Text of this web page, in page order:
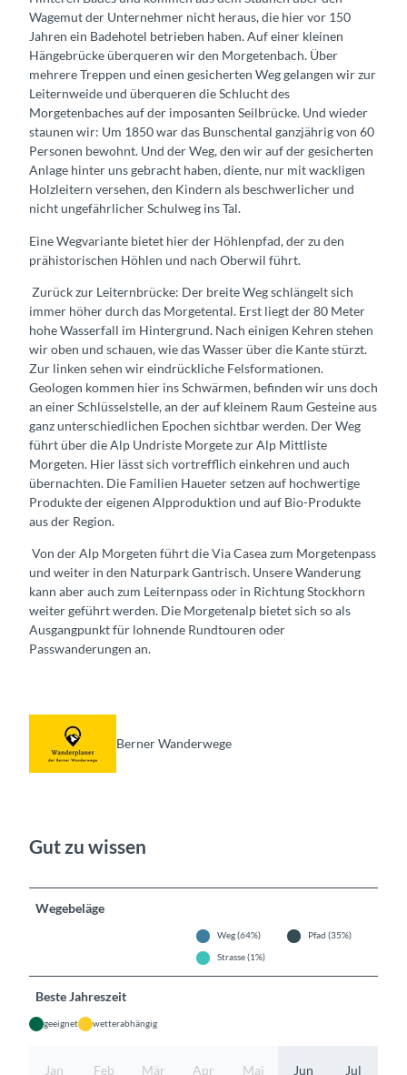
Wagemut der Unternehmer nicht heraus, die hier vor 150
Jahren ein Badehotel betrieben haben. Auf einer kleinen
Hängebrücke überqueren wir den Morgetenbach. Über
mehrere Treppen und einen gesicherten Weg gelangen wir zur
Leiternweide und überqueren die Schlucht des
Morgetenbaches auf der imposanten Seilbrücke. Und wieder
staunen wir: Um 1850 war das Bunschental ganzjährig von 60
Personen bewohnt. Und der Weg, den wir auf der gesicherten
Anlage hinter uns gebracht haben, diente, nur mit wackligen
Holzleitern versehen, den Kindern als beschwerlicher und
nicht ungefährlicher Schulweg ins Tal.
Eine Wegvariante bietet hier der Höhlenpfad, der zu den
prähistorischen Höhlen und nach Oberwil führt.
Zurück zur Leiternbrücke: Der breite Weg schlängelt sich
immer höher durch das Morgetental. Erst liegt der 80 Meter
hohe Wasserfall im Hintergrund. Nach einigen Kehren stehen
wir oben und schauen, wie das Wasser über die Kante stürzt.
Zur linken sehen wir eindrückliche Felsformationen.
Geologen kommen hier ins Schwärmen, befinden wir uns doch
an einer Schlüsselstelle, an der auf kleinem Raum Gesteine aus
ganz unterschiedlichen Epochen sichtbar werden. Der Weg
führt über die Alp Undriste Morgete zur Alp Mittliste
Morgeten. Hier lässt sich vortrefflich einkehren und auch
übernachten. Die Familien Haueter setzen auf hochwertige
Produkte der eigenen Alpproduktion und auf Bio-Produkte
aus der Region.
Von der Alp Morgeten führt die Via Casea zum Morgetenpass
und weiter in den Naturpark Gantrisch. Unsere Wanderung
kann aber auch zum Leiternpass oder in Richtung Stockhorn
weiter geführt werden. Die Morgetenalp bietet sich so als
Ausgangpunkt für lohnende Rundtouren oder
Passwanderungen an.
Berner Wanderwege
Gut zu wissen
Wegebeläge
Weg (64%)
Pfad (35%)
Strasse (1%)
Beste Jahreszeit
geeignet wetterabhängig
Jan Feb Mär Apr Mai Jun Jul